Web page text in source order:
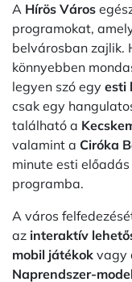
A Hírös Város
programokat,
belvárosban zajlik.
könnyebben
legyen szó egy esti
csak egy
található a
valamint a Ciróka
minute esti
programba.
A város
az interaktív
mobil játékok vagy
Naprendszer-